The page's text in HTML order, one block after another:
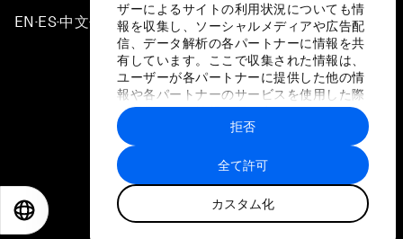
ザーによるサイトの利用状況についても情
報を収集し、ソーシャルメディアや広告配
信、データ解析の各パートナーに情報を共
有しています。ここで収集された情報は、
ユーザーが各パートナーに提供した他の情
報や各パートナーのサービスを使用した際
に収集された情報と組み合わされ、各パー
トナーによって使用されることがありま
す。
全て許可
カスタム化
拒否
EN ▪ES▪中文▪ 日本語
プライバシーポリシーと利用規約
サイトマップ
©
世界経済フォーラム